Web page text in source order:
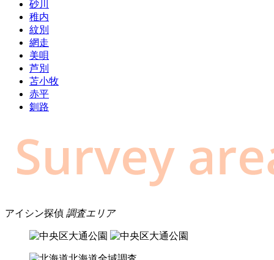
砂川
稚内
紋別
網走
美唄
芦別
苫小牧
赤平
釧路
アイシン探偵 調査エリア